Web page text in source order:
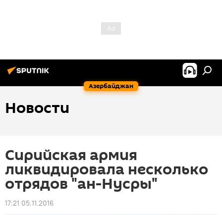
Азербайджан
Новости
Сирийская армия
ликвидировала несколько
отрядов "ан-Нусры"
17:21 05.11.2016